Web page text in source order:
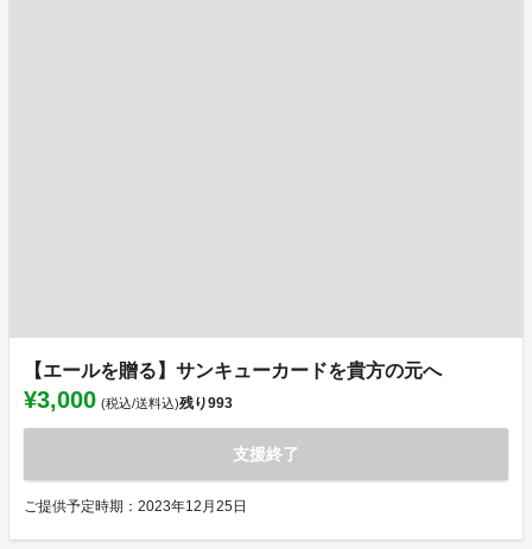
【エールを贈る】サンキューカードを貴方の元へ
¥3,000 (税込/送料込)残り993
支援終了
ご提供予定時期：2023年12月25日